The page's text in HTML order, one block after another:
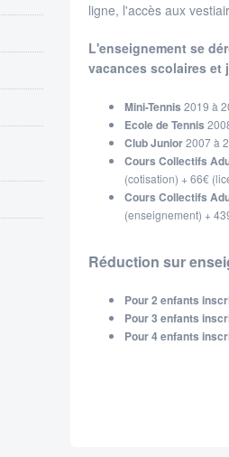
ligne, l'accès aux
L'enseignement se
vacances scolaires et
Mini-Tennis 2019 à
Ecole de Tennis
Club Junior2007 à
Cours Collectifs
(cotisation) + 66€
Cours Collectifs
(enseignement) +
Réduction sur
Pour 2 enfants
Pour 3 enfants
Pour 4 enfants